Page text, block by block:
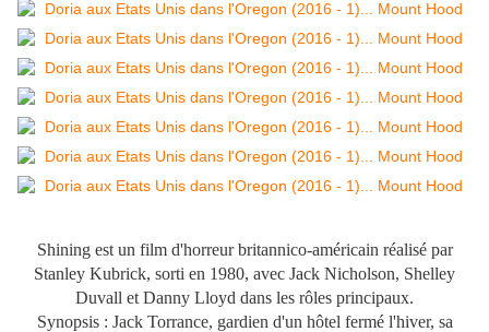
Shining est un film d'horreur britannico-américain réalisé par
Stanley Kubrick, sorti en 1980, avec Jack Nicholson, Shelley
Duvall et Danny Lloyd dans les rôles principaux.
Synopsis : Jack Torrance, gardien d'un hôtel fermé l'hiver, sa